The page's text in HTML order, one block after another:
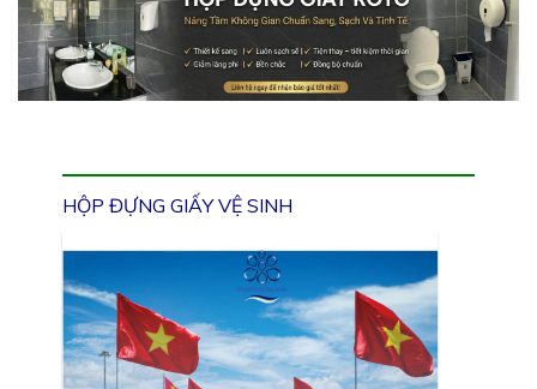
HỘP ĐỰNG GIẤY VỆ SINH